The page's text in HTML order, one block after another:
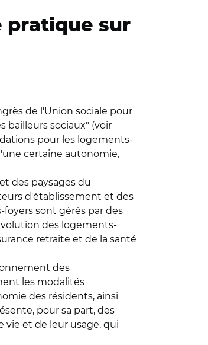
pratique sur
de l'Union sociale pour
bailleurs sociaux" (voir
pour les logements-
certaine autonomie,
des paysages du
d'établissement et des
sont gérés par des
des logements-
retraite et de la santé
des
les modalités
des résidents, ainsi
pour sa part, des
vie et de leur usage, qui